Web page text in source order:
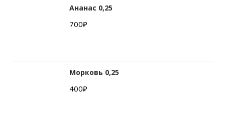
Ананас 0,25
700₽
Морковь 0,25
400₽